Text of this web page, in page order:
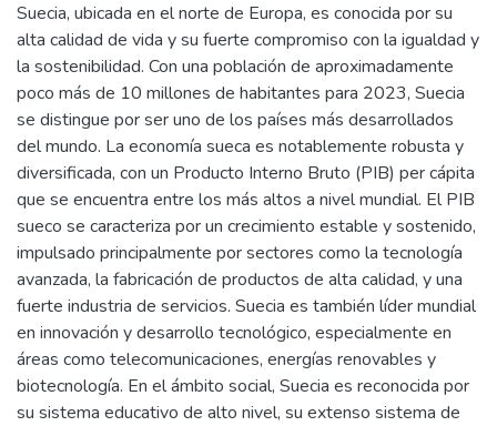
Suecia, ubicada en el norte de Europa, es conocida por su
alta calidad de vida y su fuerte compromiso con la igualdad y
la sostenibilidad. Con una población de aproximadamente
poco más de 10 millones de habitantes para 2023, Suecia
se distingue por ser uno de los países más desarrollados
del mundo. La economía sueca es notablemente robusta y
diversificada, con un Producto Interno Bruto (PIB) per cápita
que se encuentra entre los más altos a nivel mundial. El PIB
sueco se caracteriza por un crecimiento estable y sostenido,
impulsado principalmente por sectores como la tecnología
avanzada, la fabricación de productos de alta calidad, y una
fuerte industria de servicios. Suecia es también líder mundial
en innovación y desarrollo tecnológico, especialmente en
áreas como telecomunicaciones, energías renovables y
biotecnología. En el ámbito social, Suecia es reconocida por
su sistema educativo de alto nivel, su extenso sistema de